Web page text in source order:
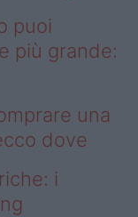
puoi
più grande:
una
dove
i